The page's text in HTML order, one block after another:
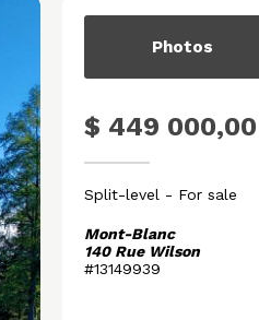
Photos
$ 449 000,00
Split-level - For sale
Mont-Blanc
140 Rue Wilson
#13149939